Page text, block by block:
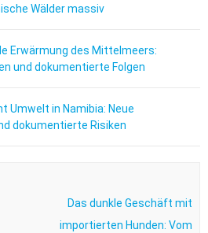
Wälder massiv
Erwärmung des Mittelmeers:
und dokumentierte Folgen
Umwelt in Namibia: Neue
dokumentierte Risiken
Das dunkle Geschäft mit
importierten Hunden: Vom